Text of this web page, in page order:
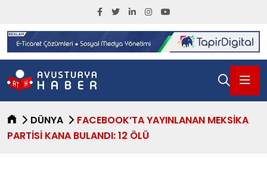
DÜNYA
FACEBOOK’TA YAYINLANAN MEKSIKA
PARTISI KANA BULANDI: 12 ÖLÜ